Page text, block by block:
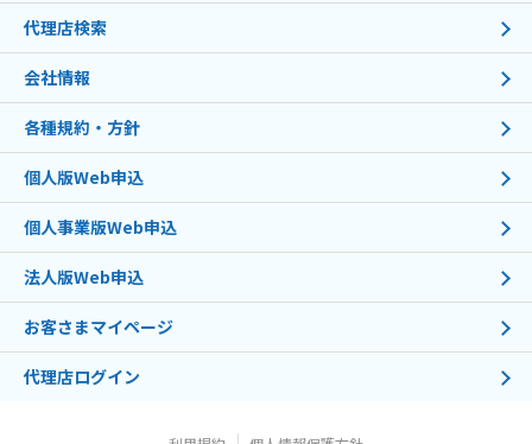
代理店検索
会社情報
各種規約・方針
個人版Web申込
個人事業版Web申込
法人版Web申込
お客さまマイページ
代理店ログイン